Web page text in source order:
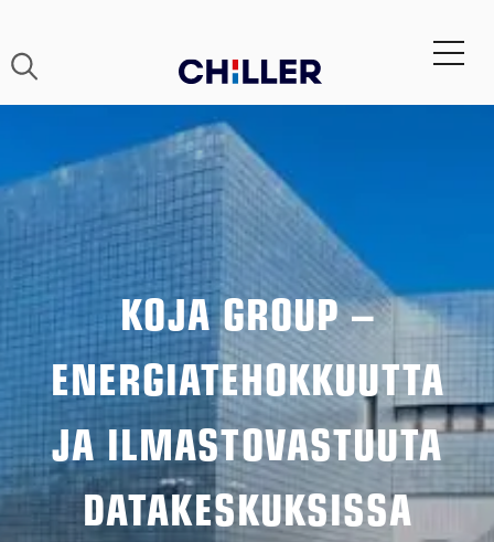
KOJA GROUP –
ENERGIATEHOKKUUTTA
JA ILMASTOVASTUUTA
DATAKESKUKSISSA